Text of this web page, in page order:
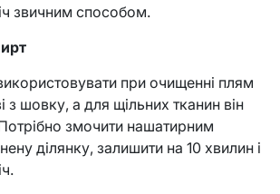
звичним способом.
при очищенні плям
з шовку, а для щільних тканин він
змочити нашатирним
ділянку, залишити на 10 хвилин і